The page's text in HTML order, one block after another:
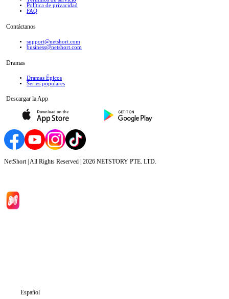
Política de privacidad
FAQ
Contáctanos
support@netshort.com
business@netshort.com
Dramas
Dramas Épicos
Series populares
Descargar la App
NetShort | All Rights Reserved | 2026 NETSTORY PTE. LTD.
Español